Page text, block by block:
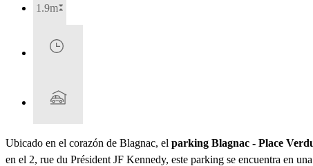
1.9m
Ubicado en el corazón de Blagnac, el parking Blagnac - Place
en el 2, rue du Président JF Kennedy, este parking se encuentra en